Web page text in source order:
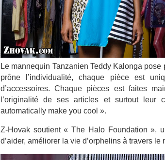
Le mannequin Tanzanien Teddy Kalonga
prône l’individualité, chaque pièce est
d’accessoires. Chaque pièces est faites
l’originalité de ses articles et surtout leur
automatically make you cool ».
Z-Hovak soutient « The Halo Foundation »,
d’aider, améliorer la vie d’orphelins à travers le